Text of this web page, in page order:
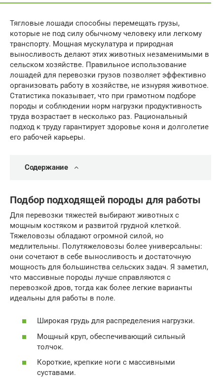
Тягловые лошади способны перемещать грузы,
которые не под силу обычному человеку или легкому
транспорту. Мощная мускулатура и природная
выносливость делают этих животных незаменимыми в
сельском хозяйстве. Правильное использование
лошадей для перевозки грузов позволяет эффективно
организовать работу в хозяйстве, не изнуряя животное.
Статистика показывает, что при грамотном подборе
породы и соблюдении норм нагрузки продуктивность
труда возрастает в несколько раз. Рациональный
подход к труду гарантирует здоровье коня и долголетие
его рабочей карьеры.
Содержание
Подбор подходящей породы для работы
Для перевозки тяжестей выбирают животных с
мощным костяком и развитой грудной клеткой.
Тяжеловозы обладают огромной силой, но
медлительны. Полутяжеловозы более универсальны:
они сочетают в себе выносливость и достаточную
мощность для большинства сельских задач. Я заметил,
что массивные породы лучше справляются с
перевозкой дров, тогда как более легкие варианты
идеальны для работы в поле.
Широкая грудь для распределения нагрузки.
Мощный круп, обеспечивающий сильный
толчок.
Короткие, крепкие ноги с массивными
суставами.